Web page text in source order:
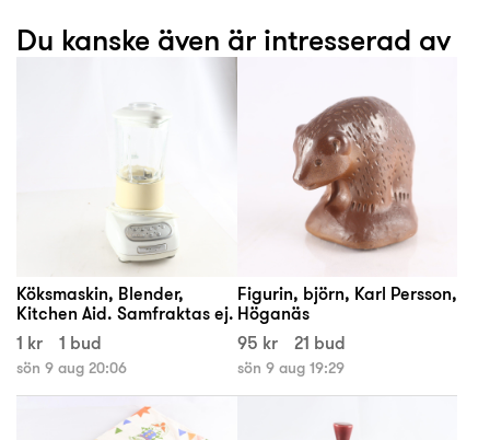
Du kanske även är intresserad av
Köksmaskin, Blender,
Kitchen Aid. Samfraktas ej.
1 kr
1 bud
sön 9 aug 20:06
Figurin, björn, Karl Persson,
Höganäs
95 kr
21 bud
sön 9 aug 19:29